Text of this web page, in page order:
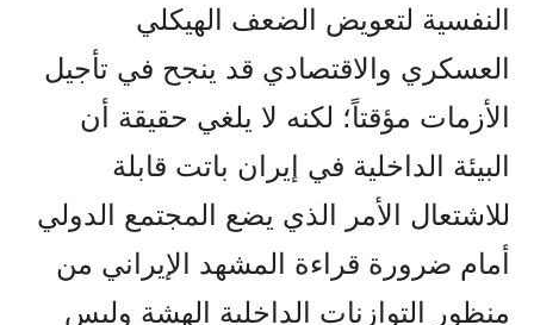
النفسية لتعويض الضعف الهيكلي
العسكري والاقتصادي قد ينجح في تأجيل
الأزمات مؤقتاً؛ لكنه لا يلغي حقيقة أن
البيئة الداخلية في إيران باتت قابلة
للاشتعال الأمر الذي يضع المجتمع الدولي
أمام ضرورة قراءة المشهد الإيراني من
منظور التوازنات الداخلية الهشة وليس